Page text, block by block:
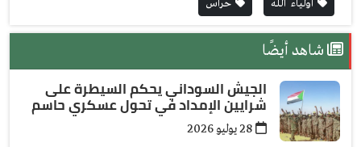
شاهد أيضًا
الجيش السوداني يحكم السيطرة على
شرايين الإمداد في تحول عسكري حاسم